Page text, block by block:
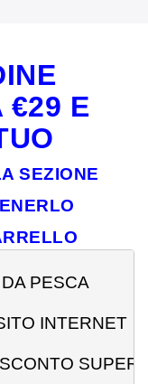
€29 E
SEZIONE
PESCA
INTERNET